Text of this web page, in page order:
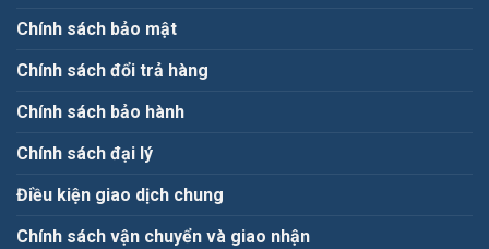
Chính sách bảo mật
Chính sách đổi trả hàng
Chính sách bảo hành
Chính sách đại lý
Điều kiện giao dịch chung
Chính sách vận chuyển và giao nhận